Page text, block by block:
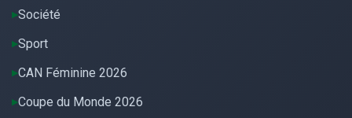
Société
Sport
CAN Féminine 2026
Coupe du Monde 2026